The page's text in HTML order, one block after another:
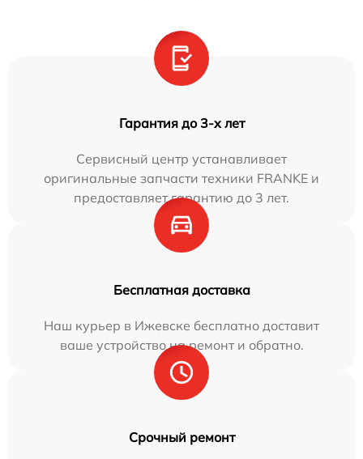
Гарантия до 3-х лет
Сервисный центр устанавливает
оригинальные запчасти техники FRANKE и
предоставляет гарантию до 3 лет.
Бесплатная доставка
Наш курьер в Ижевске бесплатно доставит
ваше устройство на ремонт и обратно.
Срочный ремонт